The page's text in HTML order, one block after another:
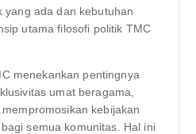
yang ada dan kebutuhan
utama filosofi politik TMC
menekankan pentingnya
umat beragama,
kebijakan
semua komunitas. Hal ini